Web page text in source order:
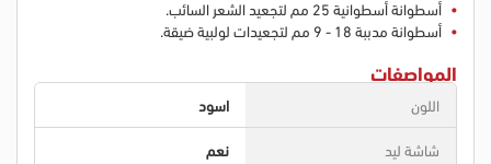
أسطوانة أسطوانية 25 مم لتجعيد الشعر السائب.
أسطوانة مدببة 18 - 9 مم لتجعيدات لولبية ضيقة.
المواصفات
اللون
اسود
شاشة ليد
نعم